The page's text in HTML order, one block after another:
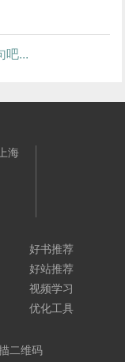
吧...
海
好书推荐
好站推荐
视频学习
优化工具
二维码